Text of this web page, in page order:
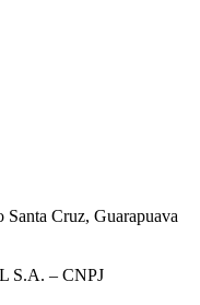
Cruz, Guarapuava
S.A. – CNPJ